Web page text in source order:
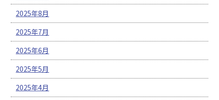
2025年8月
2025年7月
2025年6月
2025年5月
2025年4月